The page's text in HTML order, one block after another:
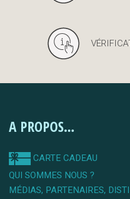
A PROPOS...
CARTE CADEAU
QUI SOMMES NOUS ?
MÉDIAS, PARTENAIRES,